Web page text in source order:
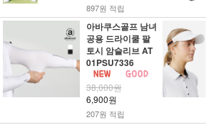
897원 적립
아바쿠스골프 남녀
공용 드라이쿨 팔
토시 암슬리브 AT
01PSU7336
38,000원
6,900원
207원 적립